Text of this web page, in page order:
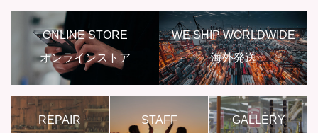
ONLINE STORE
オンラインストア
WE SHIP WORLDWIDE
海外発送
REPAIR STAFF GALLERY